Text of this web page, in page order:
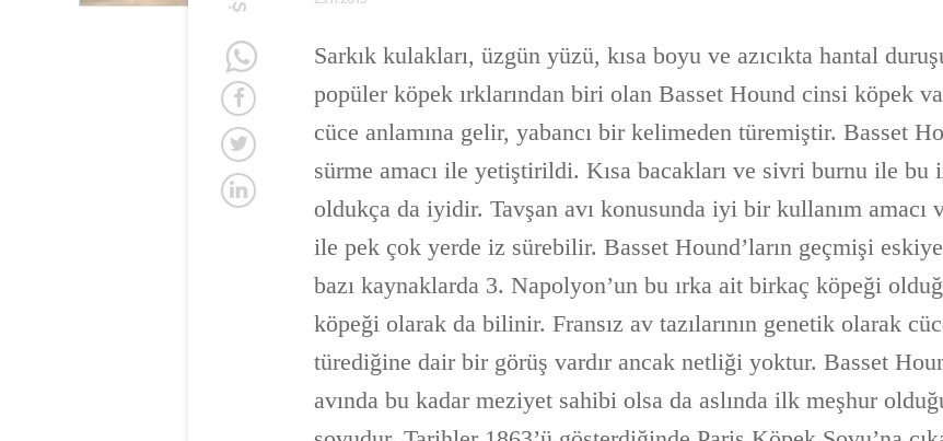
Sarkık kulakları, üzgün yüzü, kısa boyu ve azıcıkta hantal
popüler köpek ırklarından biri olan Basset Hound cinsi köpek
cüce anlamına gelir, yabancı bir kelimeden türemiştir. Basset
sürme amacı ile yetiştirildi. Kısa bacakları ve sivri burnu ile bu
oldukça da iyidir. Tavşan avı konusunda iyi bir kullanım amacı
ile pek çok yerde iz sürebilir. Basset Hound’ların geçmişi
bazı kaynaklarda 3. Napolyon’un bu ırka ait birkaç köpeği
köpeği olarak da bilinir. Fransız av tazılarının genetik olarak
türediğine dair bir görüş vardır ancak netliği yoktur. Basset
avında bu kadar meziyet sahibi olsa da aslında ilk meşhur